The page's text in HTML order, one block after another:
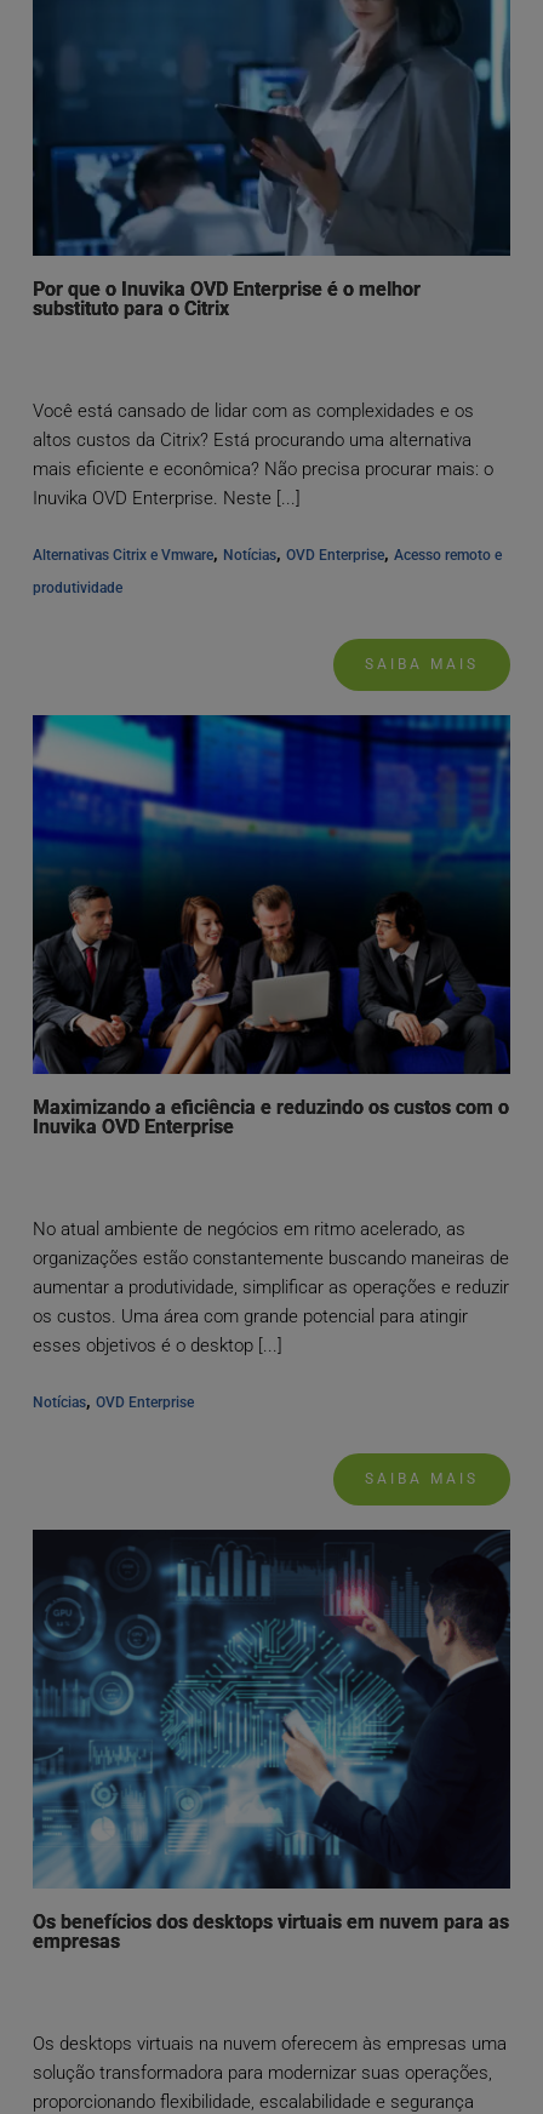
Por que o Inuvika OVD Enterprise é o melhor
substituto para o Citrix
Você está cansado de lidar com as complexidades e os
altos custos da Citrix? Está procurando uma alternativa
mais eficiente e econômica? Não precisa procurar mais: o
Inuvika OVD Enterprise. Neste [...]
Alternativas Citrix e Vmware, Notícias, OVD Enterprise, Acesso remoto e
produtividade
SAIBA MAIS
Maximizando a eficiência e reduzindo os custos com o
Inuvika OVD Enterprise
No atual ambiente de negócios em ritmo acelerado, as
organizações estão constantemente buscando maneiras de
aumentar a produtividade, simplificar as operações e reduzir
os custos. Uma área com grande potencial para atingir
esses objetivos é o desktop [...]
Notícias, OVD Enterprise
SAIBA MAIS
Os benefícios dos desktops virtuais em nuvem para as
empresas
Os desktops virtuais na nuvem oferecem às empresas uma
solução transformadora para modernizar suas operações,
proporcionando flexibilidade, escalabilidade e segurança